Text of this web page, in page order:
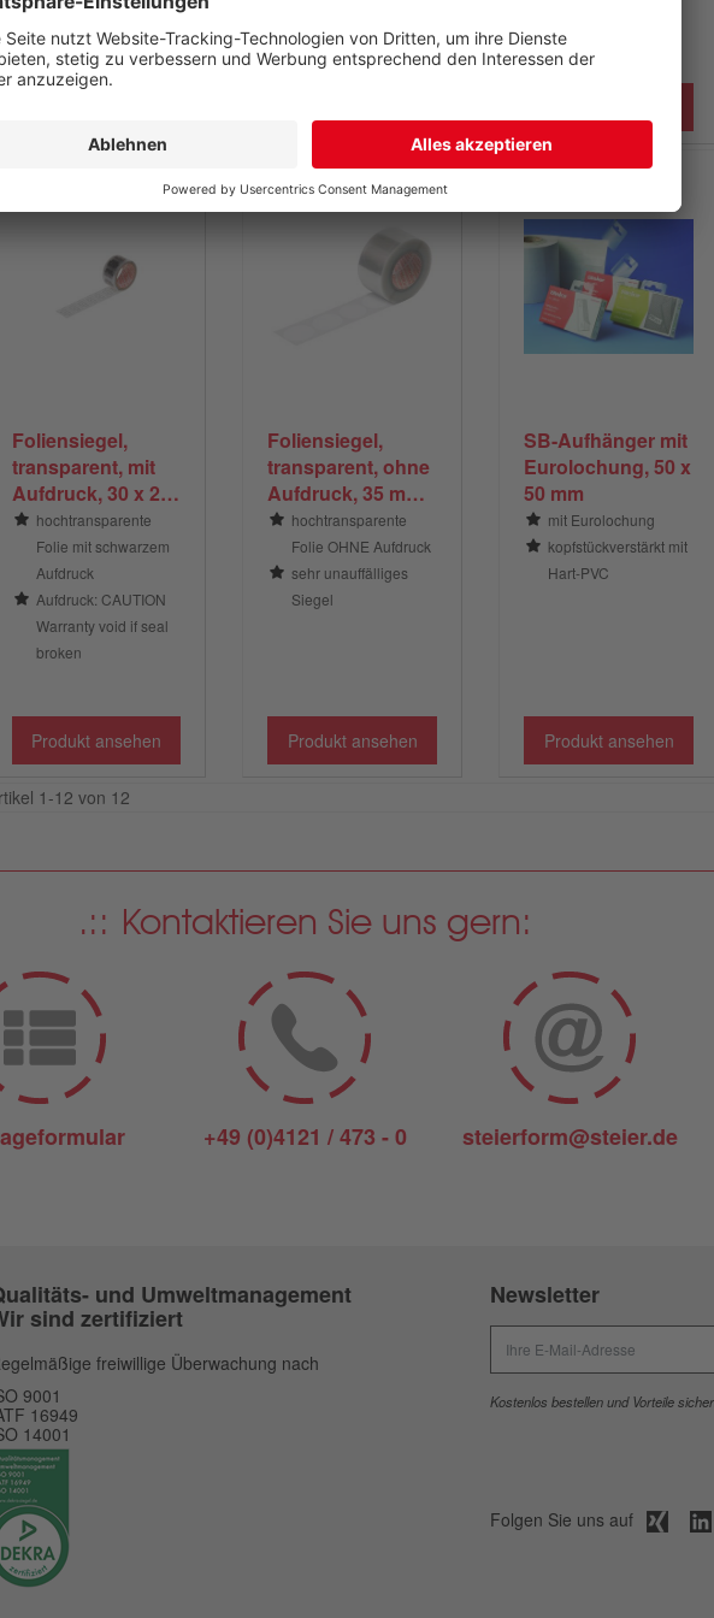
Temperaturschwankungen
stand
Foliensiegel,
transparent, mit
Aufdruck, 30 x 20
mmhochtransparente
Folie mit schwarzem
Aufdruck
Aufdruck: CAUTION
Warranty void if seal
broken
Produkt ansehen
Foliensiegel,
transparent, ohne
Aufdruck, 35 mm
Ø hochtransparente
Folie OHNE Aufdruck
sehr unauffälliges
Siegel
Produkt ansehen
SB-Aufhänger mit
Eurolochung, 50 x
50 mm
mit Eurolochung
kopfstückverstärkt mit
Hart-PVC
Produkt ansehen
1-12 von 12
Kontaktieren Sie uns gern:
+49 (0)4121 / 473 - 0 steierform@steier.de
und Umweltmanagement
sind zertifiziert
freiwillige Überwachung nach
9001
16949
14001
Newsletter
Kostenlos bestellen und Vorteile
Folgen Sie uns auf